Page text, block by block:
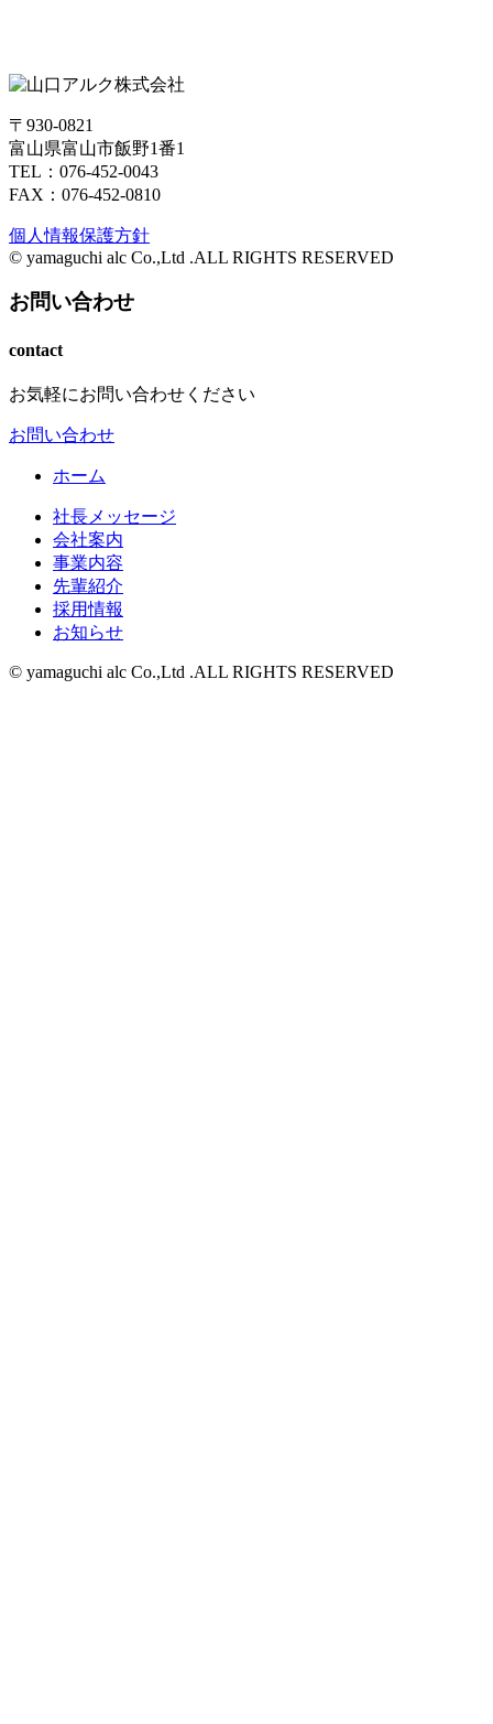
〒930-0821
富山県富山市飯野1番1
TEL：076-452-0043
FAX：076-452-0810
個人情報保護方針
© yamaguchi alc Co.,Ltd .ALL RIGHTS RESERVED
お問い合わせ
contact
お気軽にお問い合わせください
お問い合わせ
ホーム
社長メッセージ
会社案内
事業内容
先輩紹介
採用情報
お知らせ
© yamaguchi alc Co.,Ltd .ALL RIGHTS RESERVED